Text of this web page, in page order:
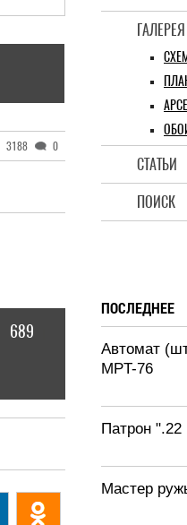
ГАЛЕРЕЯ
СТАТЬИ
ПОИСК
3188 0
689
ПОСЛЕДНЕЕ
Автомат
MPT-76
Патрон ".22
Мастер